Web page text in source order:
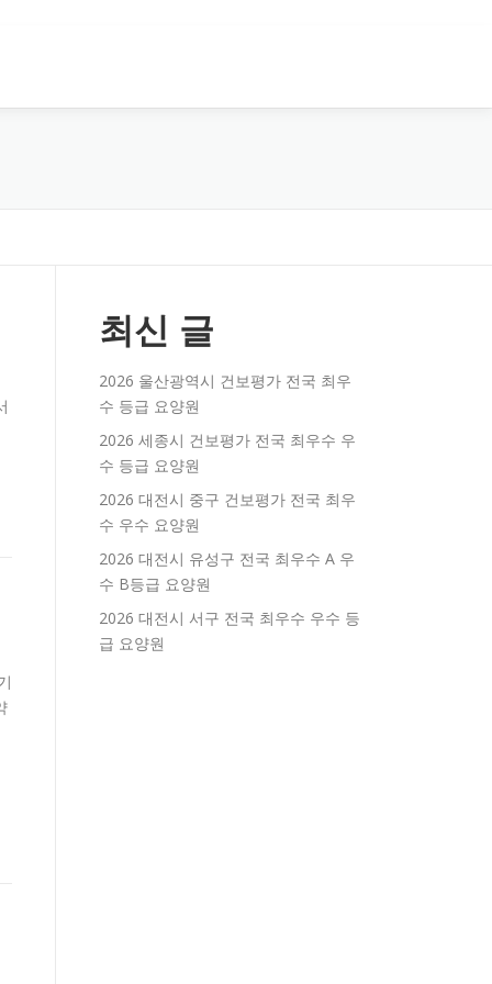
최신 글
2026 울산광역시 건보평가 전국 최우
수 등급 요양원
2026 세종시 건보평가 전국 최우수 우
수 등급 요양원
2026 대전시 중구 건보평가 전국 최우
수 우수 요양원
2026 대전시 유성구 전국 최우수 A 우
수 B등급 요양원
2026 대전시 서구 전국 최우수 우수 등
급 요양원